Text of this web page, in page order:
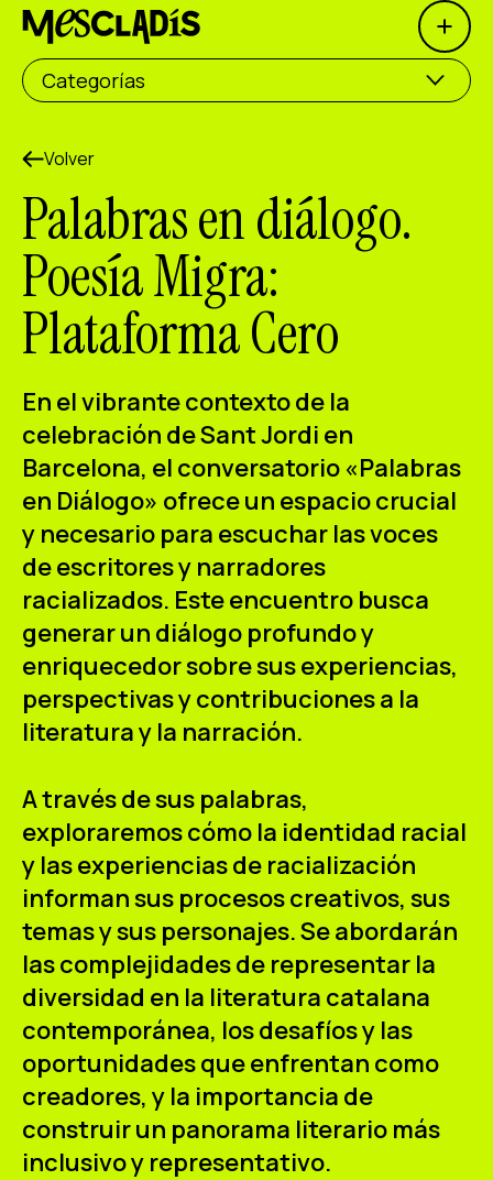
Open
Productora social
Productora de experiencias
Productora de empleo
Productora de conocimiento
Productora cultural
Agenda
Blog
Contacto
FacebookInstagram
ES CA EN
Categorías
Volver
Palabras en diálogo.
Poesía Migra:
Plataforma Cero
En el vibrante contexto de la
celebración de Sant Jordi en
Barcelona, el conversatorio «Palabras
en Diálogo» ofrece un espacio crucial
y necesario para escuchar las voces
de escritores y narradores
racializados. Este encuentro busca
generar un diálogo profundo y
enriquecedor sobre sus experiencias,
perspectivas y contribuciones a la
literatura y la narración.
A través de sus palabras,
exploraremos cómo la identidad racial
y las experiencias de racialización
informan sus procesos creativos, sus
temas y sus personajes. Se abordarán
las complejidades de representar la
diversidad en la literatura catalana
contemporánea, los desafíos y las
oportunidades que enfrentan como
creadores, y la importancia de
construir un panorama literario más
inclusivo y representativo.